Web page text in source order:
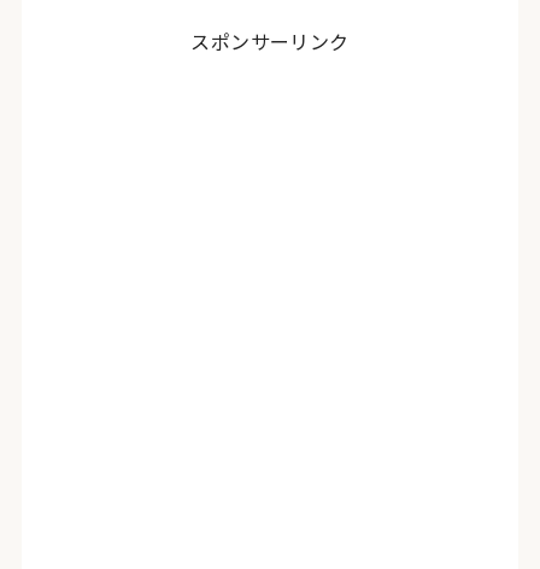
スポンサーリンク